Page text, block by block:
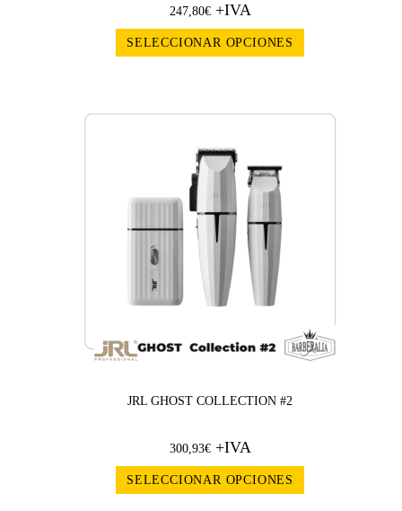
247,80€+IVA
SELECCIONAR OPCIONES
JRL GHOST COLLECTION #2
300,93€+IVA
SELECCIONAR OPCIONES